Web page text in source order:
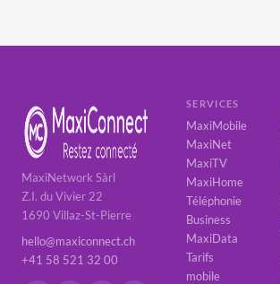
Group Suisse SA
Fermobat
Ohana
Idealis
MaxiNetwork Sàrl
Z.I. du Vivier 22
1690 Villaz-St-Pierre
hello@maxiconnect.ch
+41 58 521 32 00
SERVICES
MaxiMobile
MaxiNet
MaxiTV
MaxiHome
Téléphonie
Business
MaxiData
Tarifs
mobile